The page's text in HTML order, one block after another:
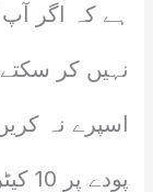
ہے کہ اگر آپ
نہیں کر سکتے
اسپرے نہ